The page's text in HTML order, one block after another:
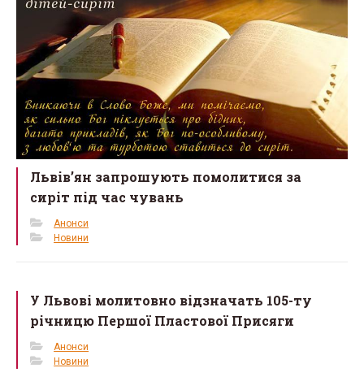
Львів’ян запрошують помолитися за
сиріт під час чувань
Анонси
Новини
У Львові молитовно відзначать 105-ту
річницю Першої Пластової Присяги
Анонси
Новини